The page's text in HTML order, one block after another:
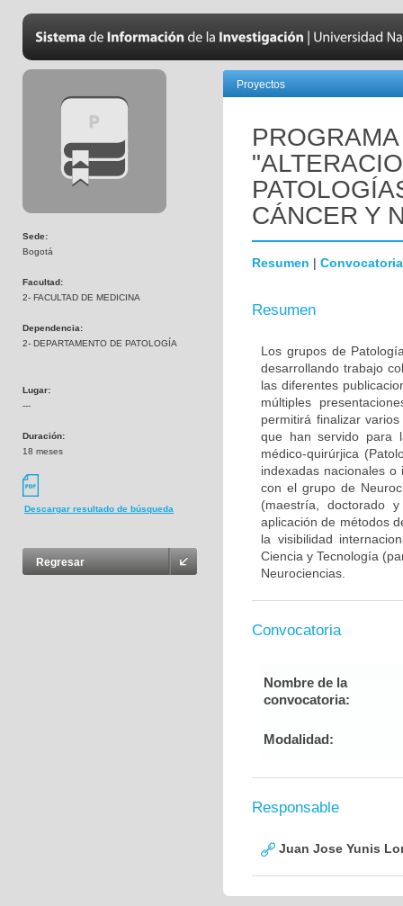
Sede:
Bogotá
Facultad:
2- FACULTAD DE MEDICINA
Dependencia:
2- DEPARTAMENTO DE PATOLOGÍA
Lugar:
---
Duración:
18 meses
Descargar resultado de búsqueda
Regresar
Proyectos
CÁNCER Y
Resumen | Convocatoria
Resumen
Los grupos de
desarrollando trabajo
las diferentes
múltiples
permitirá finalizar
que han servido para
médico-quirúrjica
indexadas nacionales
con el grupo de
(maestría, doctorado
aplicación de métodos
la visibilidad
Ciencia y Tecnología
Neurociencias.
Convocatoria
Nombre de la
convocatoria:
Modalidad:
Responsable
Juan Jose Yunis